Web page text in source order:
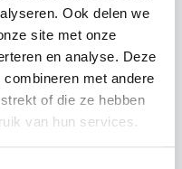
Ook delen we
site met onze
en analyse. Deze
met andere
of die ze hebben
van hun services.